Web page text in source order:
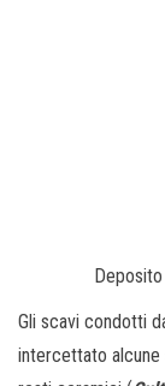
Gli scavi condotti
intercettato